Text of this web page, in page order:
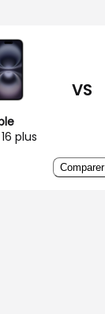
plus
VS
Comparer